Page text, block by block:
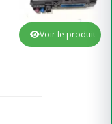
Voir le produit